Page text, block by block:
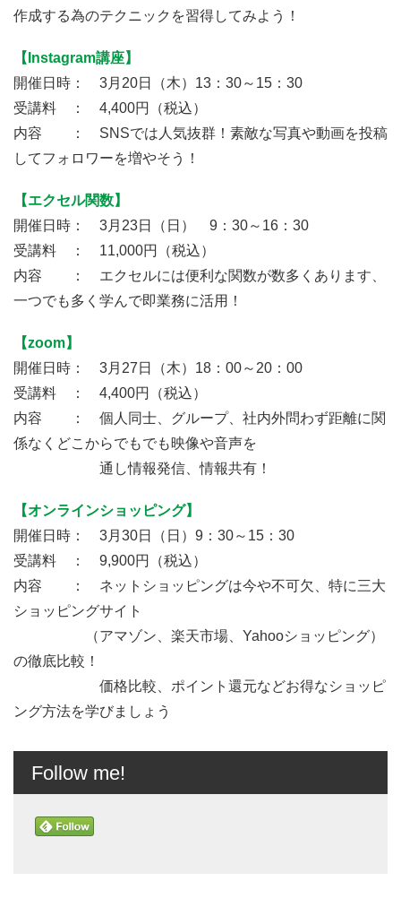
作成する為のテクニックを習得してみよう！
【Instagram講座】
開催日時： 3月20日（木）13：30～15：30
受講料 ： 4,400円（税込）
内容 ： SNSでは人気抜群！素敵な写真や動画を投稿
してフォロワーを増やそう！
【エクセル関数】
開催日時： 3月23日（日） 9：30～16：30
受講料 ： 11,000円（税込）
内容 ： エクセルには便利な関数が数多くあります、
一つでも多く学んで即業務に活用！
【zoom】
開催日時： 3月27日（木）18：00～20：00
受講料 ： 4,400円（税込）
内容 ： 個人同士、グループ、社内外問わず距離に関
係なくどこからでもでも映像や音声を
通し情報発信、情報共有！
【オンラインショッピング】
開催日時： 3月30日（日）9：30～15：30
受講料 ： 9,900円（税込）
内容 ： ネットショッピングは今や不可欠、特に三大
ショッピングサイト
（アマゾン、楽天市場、Yahooショッピング）
の徹底比較！
価格比較、ポイント還元などお得なショッピ
ング方法を学びましょう
Follow me!